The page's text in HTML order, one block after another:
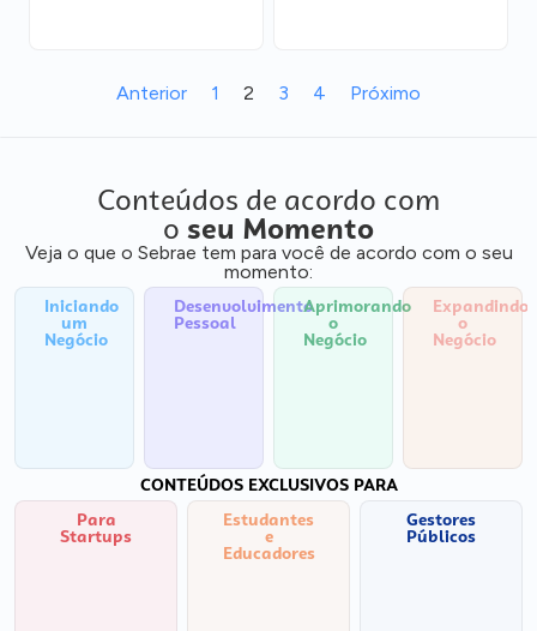
Anterior 1 2 3 4 Próximo
Conteúdos de acordo com
o seu Momento
Veja o que o Sebrae tem para você de acordo com o seu
momento:
Iniciando
um
Negócio
Desenvolvimento
Pessoal
Aprimorando
o
Negócio
Expandindo
o
Negócio
CONTEÚDOS EXCLUSIVOS PARA
Para
Startups
Estudantes
e
Educadores
Gestores
Públicos